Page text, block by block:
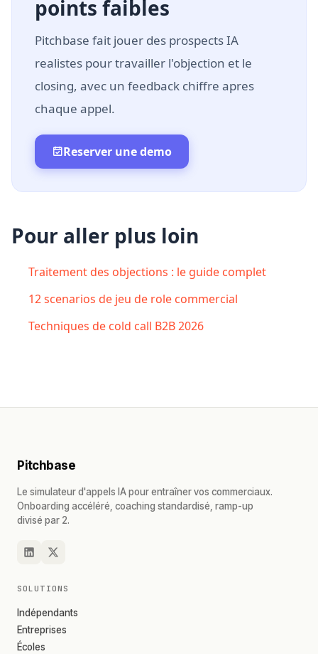
points faibles
Pitchbase fait jouer des prospects IA
realistes pour travailler l'objection et le
closing, avec un feedback chiffre apres
chaque appel.
Reserver une demo
Pour aller plus loin
Traitement des objections : le guide complet
12 scenarios de jeu de role commercial
Techniques de cold call B2B 2026
Pitchbase
Le simulateur d'appels IA pour entraîner vos commerciaux.
Onboarding accéléré, coaching standardisé, ramp-up
divisé par 2.
SOLUTIONS
Indépendants
Entreprises
Écoles